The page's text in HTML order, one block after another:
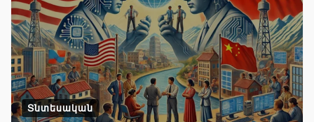
Տնտեսական